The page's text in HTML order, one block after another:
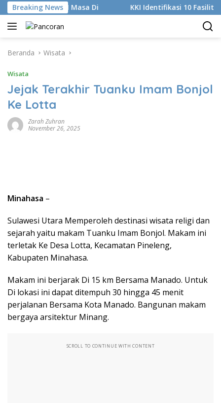
Langsung
ke
konten
Breaking News
dan AI Masa Di KKI Identifikasi 10 Fasilitas
Beranda Wisata
Wisata
Jejak Terakhir Tuanku Imam Bonjol
Ke Lotta
Zarah Zuhran
November 26, 2025
Minahasa –
Sulawesi Utara Memperoleh destinasi wisata religi dan
sejarah yaitu makam Tuanku Imam Bonjol. Makam ini
terletak Ke Desa Lotta, Kecamatan Pineleng,
Kabupaten Minahasa.
Makam ini berjarak Di 15 km Bersama Manado. Untuk
Di lokasi ini dapat ditempuh 30 hingga 45 menit
perjalanan Bersama Kota Manado. Bangunan makam
bergaya arsitektur Minang.
SCROLL TO CONTINUE WITH CONTENT